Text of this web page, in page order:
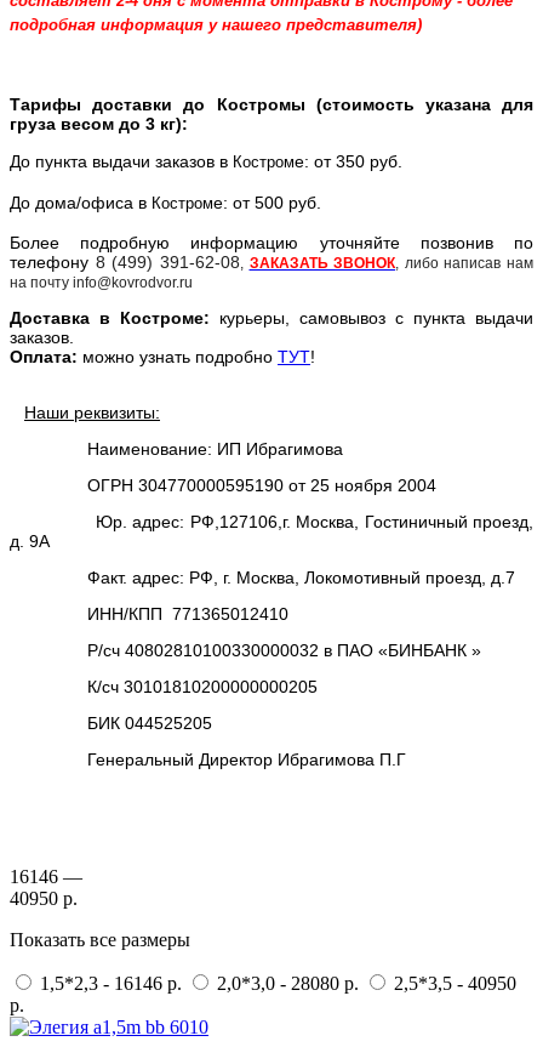
подробная информация у нашего представителя)
Тарифы доставки до Костромы (стоимость указана для
груза весом до 3 кг):
До пункта выдачи заказов в Костроме: от 350 руб.
До дома/офиса в Костроме: от 500 руб.
Более подробную информацию уточняйте позвонив по
телефону 8 (499) 391-62-08, ЗАКАЗАТЬ ЗВОНОК, либо написав нам
на почту info@kovrodvor.ru
Доставка в Костроме: курьеры, самовывоз с пункта выдачи
заказов.
Оплата: можно узнать подробно ТУТ!
Наши реквизиты:
Наименование: ИП Ибрагимова
ОГРН 304770000595190 от 25 ноября 2004
Юр. адрес: РФ,127106,г. Москва, Гостиничный проезд,
д. 9А
Факт. адрес: РФ, г. Москва, Локомотивный проезд, д.7
ИНН/КПП 771365012410
Р/сч 40802810100330000032 в ПАО «БИНБАНК »
К/сч 30101810200000000205
БИК 044525205
Генеральный Директор Ибрагимова П.Г
16146 —
40950 р.
Показать все размеры
1,5*2,3 - 16146 р. 2,0*3,0 - 28080 р.
2,5*3,5 - 40950
р.